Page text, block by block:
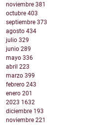
noviembre 381
octubre 403
septiembre 373
agosto 434
julio 329
junio 289
mayo 336
abril 223
marzo 399
febrero 243
enero 201
2023 1632
diciembre 193
noviembre 221